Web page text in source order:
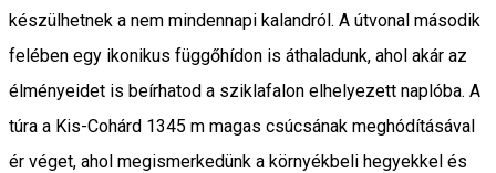
készülhetnek a nem mindennapi kalandról. A útvonal második
felében egy ikonikus függőhídon is áthaladunk, ahol akár az
élményeidet is beírhatod a sziklafalon elhelyezett naplóba. A
túra a Kis-Cohárd 1345 m magas csúcsának meghódításával
ér véget, ahol megismerkedünk a környékbeli hegyekkel és